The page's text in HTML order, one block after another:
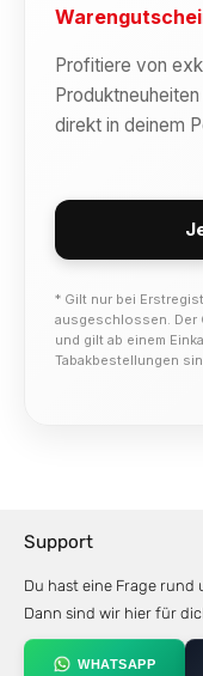
Profitiere von
direkt in deinem
* Gilt nur bei
ausgeschlossen. Der
und gilt ab einem
Tabakbestellungen
Support
Du hast eine Frage rund
Dann sind wir hier für
WHATSAPP